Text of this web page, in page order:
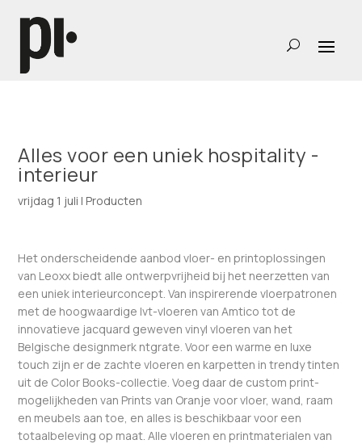
Alles voor een uniek hospitality ­
interieur
vrijdag 1 juli | Producten
Het onderscheidende aanbod vloer- en printoplossingen
van Leoxx biedt alle ontwerpvrijheid bij het neerzetten van
een uniek interieurconcept. Van inspirerende vloerpatronen
met de hoogwaardige lvt-vloeren van Amtico tot de
innovatieve jacquard geweven vinyl vloeren van het
Belgische designmerk ntgrate. Voor een warme en luxe
touch zijn er de zachte vloeren en karpetten in trendy tinten
uit de Color Books-collectie. Voeg daar de custom print-
mogelijkheden van Prints van Oranje voor vloer, wand, raam
en meubels aan toe, en alles is beschikbaar voor een
totaalbeleving op maat. Alle vloeren en printmaterialen van